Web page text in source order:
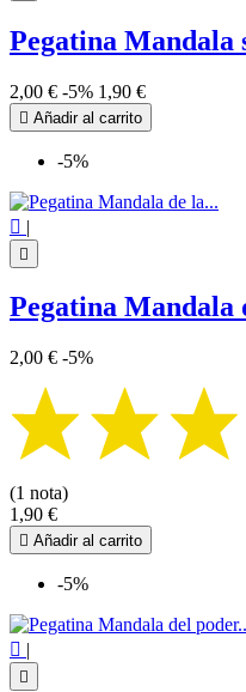
Pegatina Mandala
2,00 € -5% 1,90 €
 Añadir al carrito
-5%
 |

Pegatina Mandala
2,00 € -5%
(1 nota)
1,90 €
 Añadir al carrito
-5%
 |
